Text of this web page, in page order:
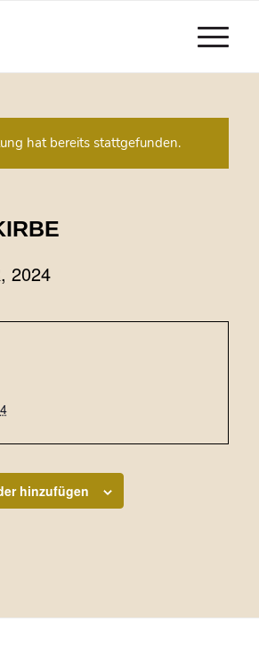
hat bereits stattgefunden.
2024
hinzufügen